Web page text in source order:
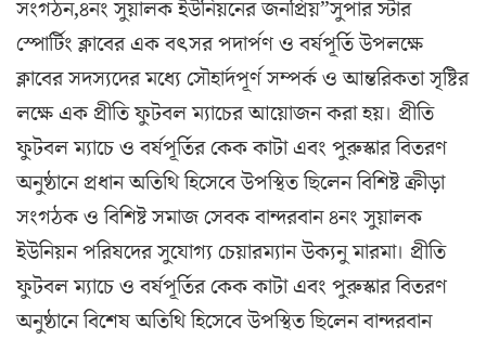
সংগঠন,৪নং সুয়ালক ইউনিয়নের জনপ্রিয়”সুপার স্টার
স্পোর্টিং ক্লাবের এক বৎসর পদার্পণ ও বর্ষপূর্তি উপলক্ষে
ক্লাবের সদস্যদের মধ্যে সৌহার্দপূর্ণ সম্পর্ক ও আন্তরিকতা সৃষ্টির
লক্ষে এক প্রীতি ফুটবল ম্যাচের আয়োজন করা হয়। প্রীতি
ফুটবল ম্যাচে ও বর্ষপূর্তির কেক কাটা এবং পুরুস্কার বিতরণ
অনুষ্ঠানে প্রধান অতিথি হিসেবে উপস্থিত ছিলেন বিশিষ্ট ক্রীড়া
সংগঠক ও বিশিষ্ট সমাজ সেবক বান্দরবান ৪নং সুয়ালক
ইউনিয়ন পরিষদের সুযোগ্য চেয়ারম্যান উক্যনু মারমা। প্রীতি
ফুটবল ম্যাচে ও বর্ষপূর্তির কেক কাটা এবং পুরুস্কার বিতরণ
অনুষ্ঠানে বিশেষ অতিথি হিসেবে উপস্থিত ছিলেন বান্দরবান